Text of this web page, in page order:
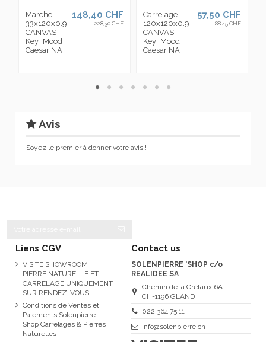
Marche L
33x120x0.9
CANVAS
Key_Mood
Caesar NA
148,40 CHF
228,30 CHF
Carrelage
120x120x0.9
CANVAS
Key_Mood
Caesar NA
57,50 CHF
88,45 CHF
Avis
Soyez le premier à donner votre avis !
Liens CGV
VISITE SHOWROOM
PIERRE NATURELLE ET
CARRELAGE UNIQUEMENT
SUR RENDEZ-VOUS
Conditions de Ventes et
Paiements Solenpierre
Shop Carrelages & Pierres
Naturelles
Contact us
SOLENPIERRE 'SHOP c/o
REALIDEE SA
Chemin de la Crétaux 6A
CH-1196 GLAND
022 364 75 11
info@solenpierre.ch